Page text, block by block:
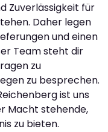
Zuverlässigkeit für
Daher legen
und einen
Team steht dir
zu
zu besprechen.
ist uns
Macht stehende,
zu bieten.